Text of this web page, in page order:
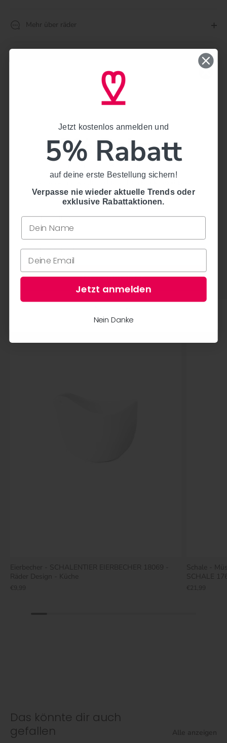
Mehr über räder
Mehr von räder Alle anzeigen
Eierbecher - SCHALENTIER EIERBECHER 18069 -
Räder Design - Küche
€9,99
Schale -
SCHALE
€21,99
Das könnte dir auch
gefallen
Alle anzeigen
Jetzt kostenlos anmelden und
5% Rabatt
Rabattaktionen.
Jetzt anmelden
Jetzt kostenlos anmelden und
5% Rabatt
auf deine erste Bestellung sichern!
Verpasse nie wieder aktuelle Trends oder
exklusive Rabattaktionen.
Jetzt anmelden
Nein Danke